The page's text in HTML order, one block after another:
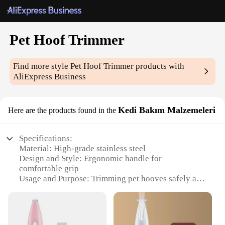
Pet Hoof Trimmer
Find more stylePet Hoof Trimmer products with
AliExpress Business
Here are the products found in the Kedi Bakım Malzemeleri
Specifications:
Material: High-grade stainless steel
Design and Style: Ergonomic handle for
comfortable grip
Usage and Purpose: Trimming pet hooves safely and
Performance and Property: Sharp blades for precise
cuts
Parts and Accessories: Comes with a protective